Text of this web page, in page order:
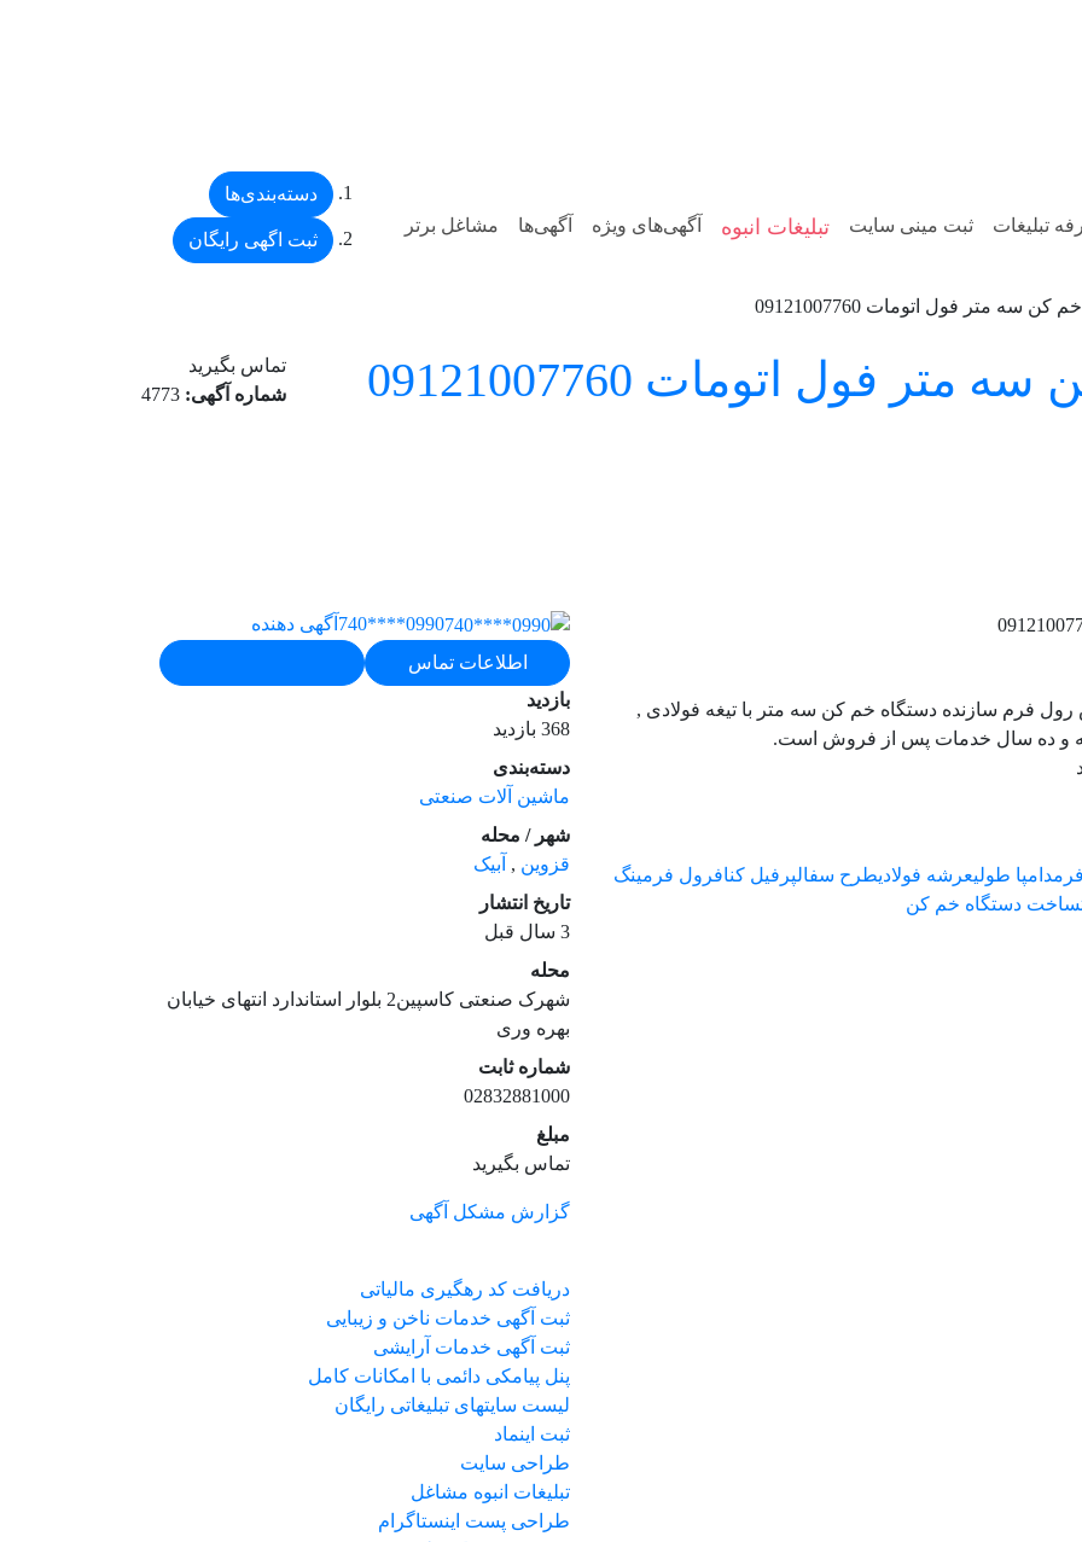
تبلیغات ثبت مینی سایت تبلیغات انبوه آگهی‌های ویژه آگهی‌ها مشاغل برتر
دسته‌بندی‌ها
ثبت اگهی رایگان
متر فول اتومات 09121007760
فول اتومات 09121007760
تماس بگیرید
شماره آگهی: 4773
فرم سازنده دستگاه خم کن سه متر با تیغه فولادی ,
و ده سال خدمات پس از فروش است.
دامپا طولیعرشه فولادیطرح سفالپرفیل کنافرول فرمینگ
ساخت دستگاه خم کن
0990****740
آگهی دهنده
اطلاعات تماس
بازدید
368 بازدید
دسته‌بندی
ماشین آلات صنعتی
شهر / محله
قزوین , آبیک
تاریخ انتشار
3 سال قبل
محله
شهرک صنعتی کاسپین2 بلوار استاندارد انتهای خیابان
بهره وری
شماره ثابت
02832881000
مبلغ
تماس بگیرید
گزارش مشکل آگهی
دریافت کد رهگیری مالیاتی
ثبت آگهی خدمات ناخن و زیبایی
ثبت آگهی خدمات آرایشی
پنل پیامکی دائمی با امکانات کامل
لیست سایتهای تبلیغاتی رایگان
ثبت اینماد
طراحی سایت
تبلیغات انبوه مشاغل
طراحی پست اینستاگرام